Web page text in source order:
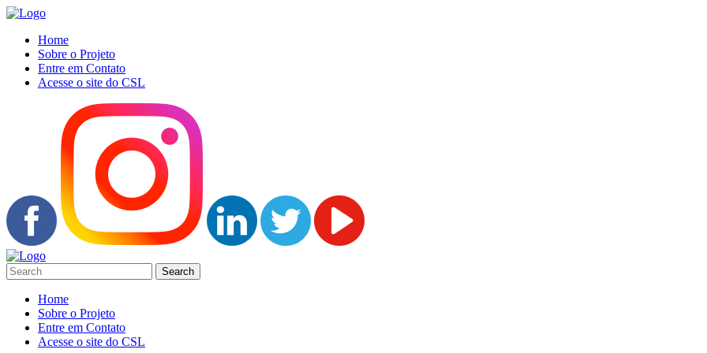
Home
Sobre o Projeto
Entre em Contato
Acesse o site do CSL
Home
Sobre o Projeto
Entre em Contato
Acesse o site do CSL